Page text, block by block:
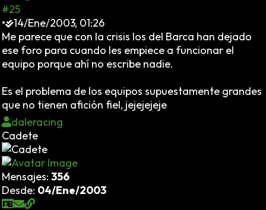
#25
•
14/Ene/2003, 01:26
Me parece que con la crisis los del Barca han dejado
ese foro para cuando les empiece a funcionar el
equipo porque ahí no escribe nadie.
Es el problema de los equipos supuestamente grandes
que no tienen afición fiel, jejejejeje
daleracing
Cadete
Mensajes: 356
Desde: 04/Ene/2003